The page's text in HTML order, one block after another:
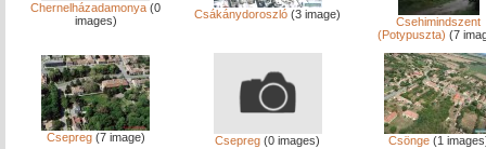
Chernelházadamonya (0
images)
Csákánydoroszló (3 image)
Csehimindszent
(Potypuszta) (7
Csepreg(7 image) Csepreg (0 images) Csönge(1